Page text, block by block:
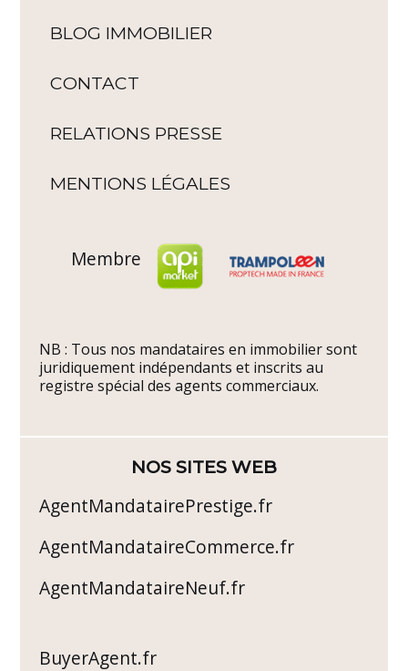
BLOG IMMOBILIER
CONTACT
RELATIONS PRESSE
MENTIONS LÉGALES
Membre
NB : Tous nos mandataires en immobilier sont
juridiquement indépendants et inscrits au
registre spécial des agents commerciaux.
NOS SITES WEB
AgentMandatairePrestige.fr
AgentMandataireCommerce.fr
AgentMandataireNeuf.fr
BuyerAgent.fr